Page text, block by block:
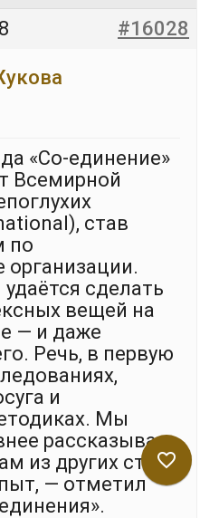
#16028
«Со-единение»
Всемирной
став
по
сделать
вещей на
— и даже
Речь, в первую
и
Мы
рассказывать
из других стран
— отметил
favorite_border